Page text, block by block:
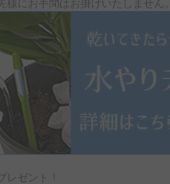
にお手間はお掛けいたしません。
ゼント！